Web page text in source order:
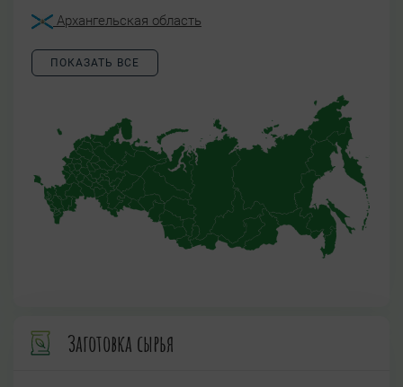
Архангельская область
ПОКАЗАТЬ ВСЕ
Заготовка сырья